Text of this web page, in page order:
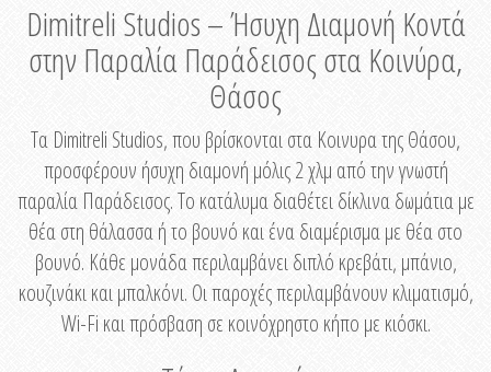
Dimitreli Studios – Ήσυχη Διαμονή Κοντά
στην Παραλία Παράδεισος στα Κοινύρα,
Θάσος
Τα Dimitreli Studios, που βρίσκονται στα Κοινυρα της Θάσου,
προσφέρουν ήσυχη διαμονή μόλις 2 χλμ από την γνωστή
παραλία Παράδεισος. Το κατάλυμα διαθέτει δίκλινα δωμάτια με
θέα στη θάλασσα ή το βουνό και ένα διαμέρισμα με θέα στο
βουνό. Κάθε μονάδα περιλαμβάνει διπλό κρεβάτι, μπάνιο,
κουζινάκι και μπαλκόνι. Οι παροχές περιλαμβάνουν κλιματισμό,
Wi-Fi και πρόσβαση σε κοινόχρηστο κήπο με κιόσκι.